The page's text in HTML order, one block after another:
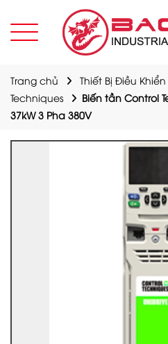
Trang chủ Thiết Bị Điều Khiển
Techniques
Biến tần Control
37kW 3 Pha 380V